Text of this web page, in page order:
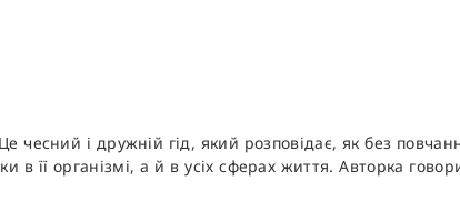
чесний і дружній гід, який розповідає, як без
в її організмі, а й в усіх сферах життя. Авторка